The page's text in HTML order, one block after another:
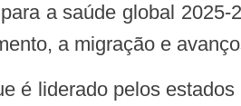
a migração e